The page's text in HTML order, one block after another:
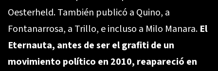
Oesterheld. También publicó a Quino, a
Fontanarrosa, a Trillo, e incluso a Milo Manara. El
Eternauta, antes de ser el grafiti de un
movimiento político en 2010, reapareció en